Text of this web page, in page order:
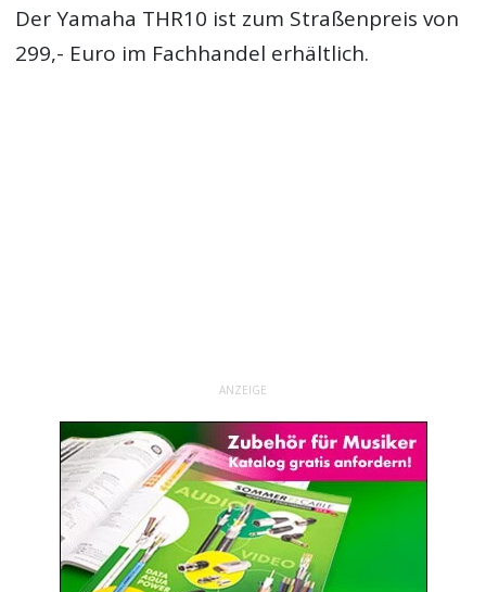
Der Yamaha THR10 ist zum Straßenpreis von
299,- Euro im Fachhandel erhältlich.
ANZEIGE